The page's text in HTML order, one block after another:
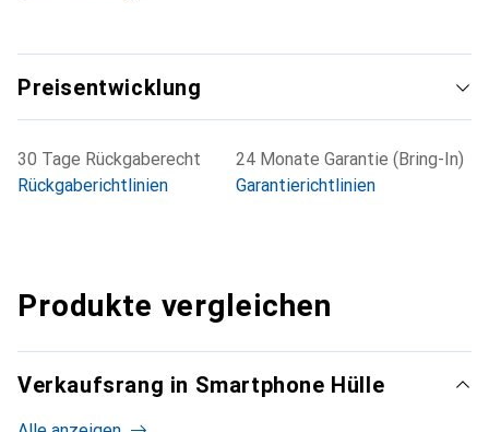
Preisentwicklung
30 Tage Rückgaberecht
Rückgaberichtlinien
24 Monate Garantie (Bring-In)
Garantierichtlinien
Produkte vergleichen
Verkaufsrang in Smartphone Hülle